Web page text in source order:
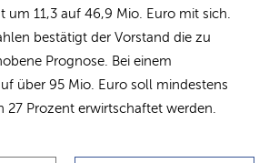
um 11,3 auf 46,9 Mio. Euro mit sich.
bestätigt der Vorstand die zu
Prognose. Bei einem
über 95 Mio. Euro soll mindestens
27 Prozent erwirtschaftet werden.